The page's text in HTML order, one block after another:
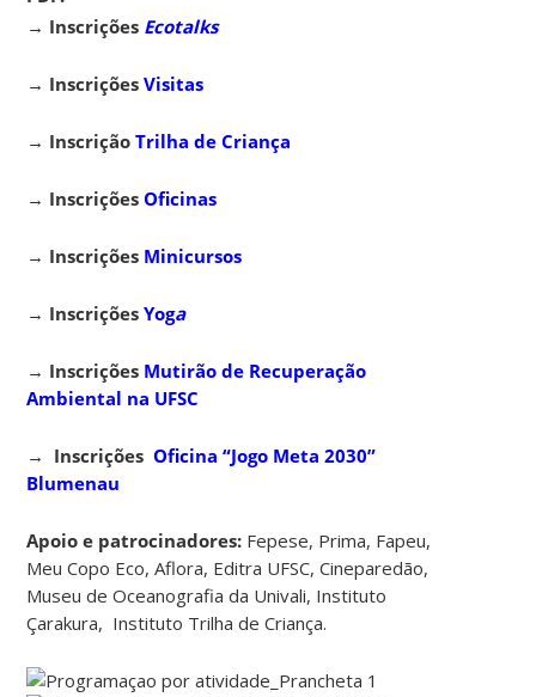
→ Inscrições Ecotalks
→ InscriçõesVisitas
→ InscriçãoTrilha de Criança
→ InscriçõesOficinas
→ Inscrições Minicursos
→ InscriçõesYoga
→ Inscrições Mutirão de Recuperação
Ambiental na UFSC
→ Inscrições Oficina “Jogo Meta 2030”
Blumenau
Apoio e patrocinadores: Fepese, Prima, Fapeu,
Meu Copo Eco, Aflora, Editra UFSC, Cineparedão,
Museu de Oceanografia da Univali, Instituto
Çarakura, Instituto Trilha de Criança.